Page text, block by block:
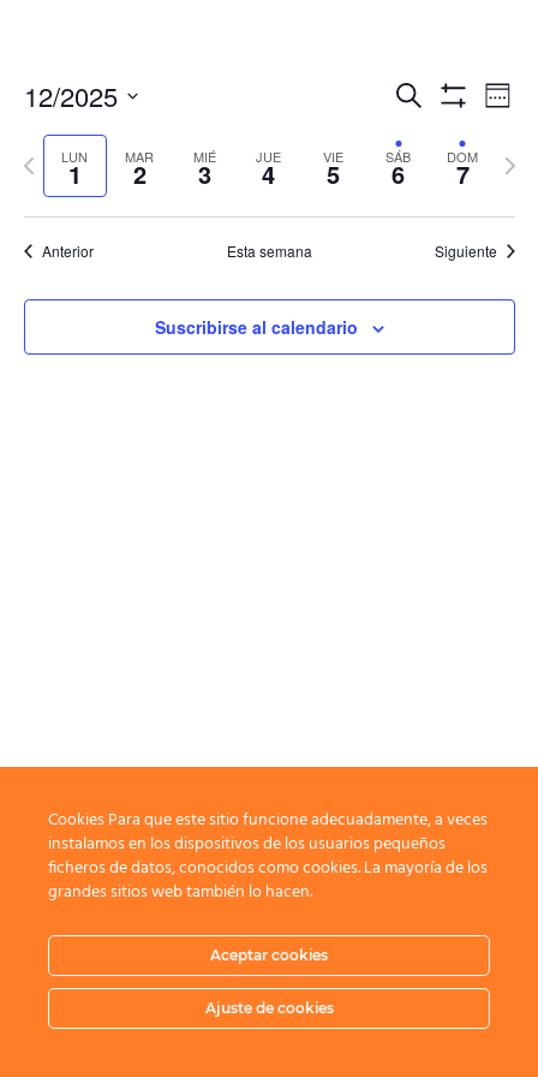
búsqueda
y
vistas
Buscar
de
de
12/2025
fecha.LUN
1 MAR
2 MIÉ
3 JUE
4 VIE
5 SÁB
6 DOM
7
Semana
anterior
Anterior Esta semana Siguiente
Suscribirse al calendario
Cookies Para que este sitio funcione adecuadamente, a veces
instalamos en los dispositivos de los usuarios pequeños
ficheros de datos, conocidos como cookies. La mayoría de los
grandes sitios web también lo hacen.
Aceptar cookies
Ajuste de cookies